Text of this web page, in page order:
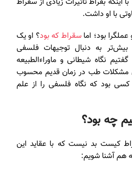
با او داشت.
بود؛ اماسقراط که بود؟ او یک
به دنبال توجیهات فلسفی
نگاه شیطانی و ماوراء‌الطبیعه
مشکلات طب در زمان قدیم محسوب
بود که نگاه فلسفی را از علم
چه بود؟
کیست بد نیست که با عقاید این
هم آشنا شویم: